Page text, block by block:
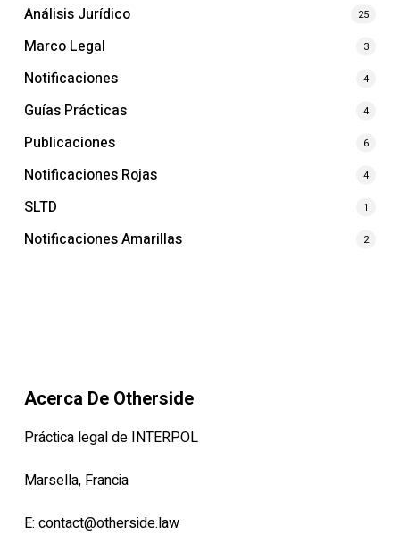
Análisis Jurídico 25
Marco Legal 3
Notificaciones 4
Guías Prácticas 4
Publicaciones 6
Notificaciones Rojas 4
SLTD 1
Notificaciones Amarillas 2
Acerca De Otherside
Práctica legal de INTERPOL
Marsella, Francia
E: contact@otherside.law